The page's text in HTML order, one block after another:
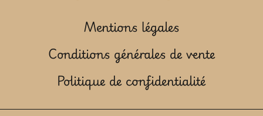
Mentions légales
Conditions générales de vente
Politique de confidentialité